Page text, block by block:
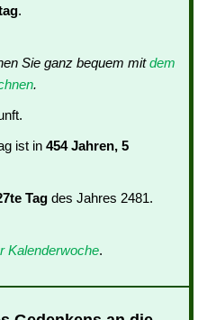
.
Sie ganz bequem mitdem
.
ist in 454 Jahren, 5
Tag des Jahres 2481.
Kalenderwoche.